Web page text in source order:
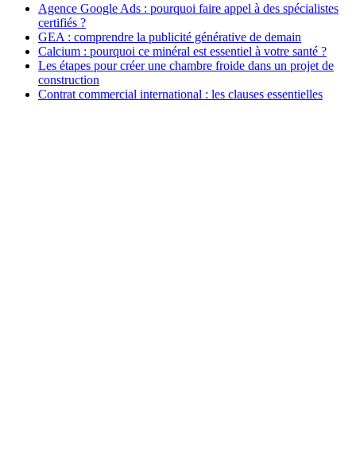
Agence Google Ads : pourquoi faire appel à des spécialistes
certifiés ?
GEA : comprendre la publicité générative de demain
Calcium : pourquoi ce minéral est essentiel à votre santé ?
Les étapes pour créer une chambre froide dans un projet de
construction
Contrat commercial international : les clauses essentielles